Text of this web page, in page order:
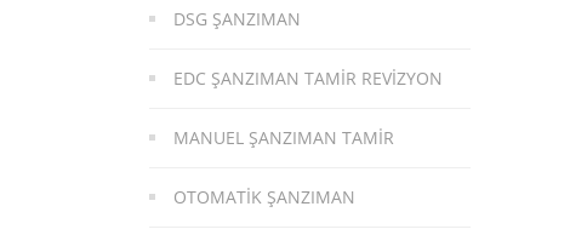
DSG ŞANZIMAN
EDC ŞANZIMAN TAMIR REVIZYON
MANUEL ŞANZIMAN TAMIR
OTOMATIK ŞANZIMAN